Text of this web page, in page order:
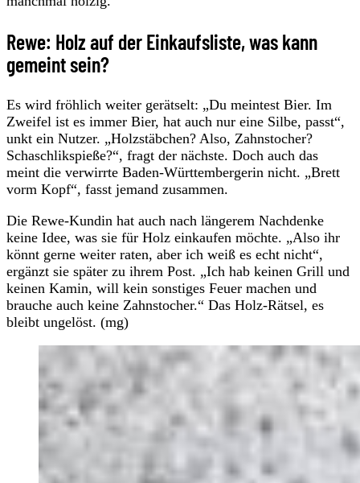
Rewe: Holz auf der Einkaufsliste, was kann
gemeint sein?
Es wird fröhlich weiter gerätselt: „Du meintest Bier. Im
Zweifel ist es immer Bier, hat auch nur eine Silbe, passt“,
unkt ein Nutzer. „Holzstäbchen? Also, Zahnstocher?
Schaschlikspieße?“, fragt der nächste. Doch auch das
meint die verwirrte Baden-Württembergerin nicht. „Brett
vorm Kopf“, fasst jemand zusammen.
Die Rewe-Kundin hat auch nach längerem Nachdenke
keine Idee, was sie für Holz einkaufen möchte. „Also ihr
könnt gerne weiter raten, aber ich weiß es echt nicht“,
ergänzt sie später zu ihrem Post. „Ich hab keinen Grill und
keinen Kamin, will kein sonstiges Feuer machen und
brauche auch keine Zahnstocher.“ Das Holz-Rätsel, es
bleibt ungelöst. (mg)